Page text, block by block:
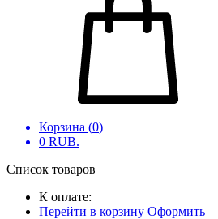
Корзина (0)
0 RUB.
Список товаров
К оплате:
Перейти в корзину Оформить